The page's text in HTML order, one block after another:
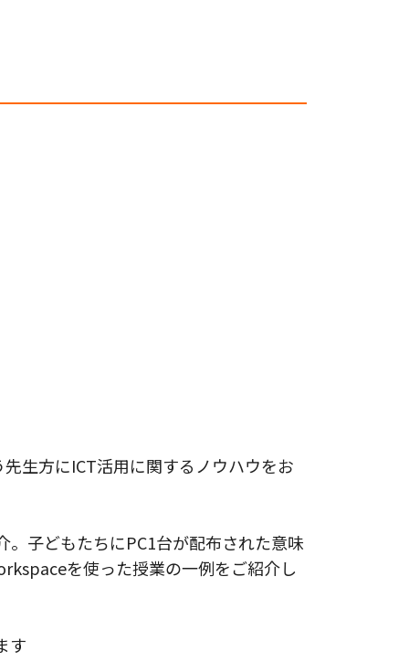
生方にICT活用に関するノウハウをお
子どもたちにPC1台が配布された意味
を使った授業の一例をご紹介し
す